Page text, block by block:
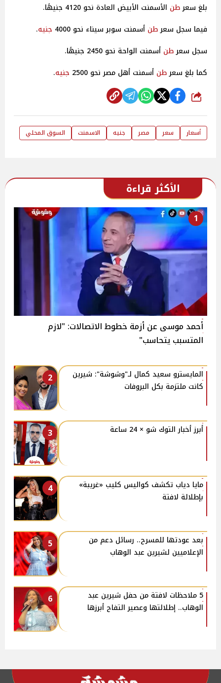
بلغ سعرطن الأسمنت الأبيض العادة نحو 4120 جنيهًا.
فيما سجل سعرطن أسمنت سوبر سيناء نحو 4000 جنيه.
سجل سعرطن أسمنت الواحة نحو 2450 جنيهًا.
كما بلغ سعرطن أسمنت أهل مصر نحو 2500 جنيه.
شارك
أسعار سعر مصر جنيه الاسمنت السوق المحلي
الأكثر قراءة
1
أحمد موسى عن أزمة خطوط الاتصالات: "لازم
المتسبب يتحاسب"
2
المايسترو سعيد كمال لـ"وشوشة": شيرين
كانت ملتزمة بكل البروفات
3 أبرز أخبار التوك شو × 24 ساعة
4
مايا دياب تكشف كواليس كليب «غريبة»
بإطلالة لافتة
5
بعد عودتها للمسرح.. رسائل دعم من
الإعلاميين لشيرين عبد الوهاب
6
5 ملاحظات لافتة من حفل شيرين عبد
الوهاب.. إطلالتها وعصير التفاح أبرزها